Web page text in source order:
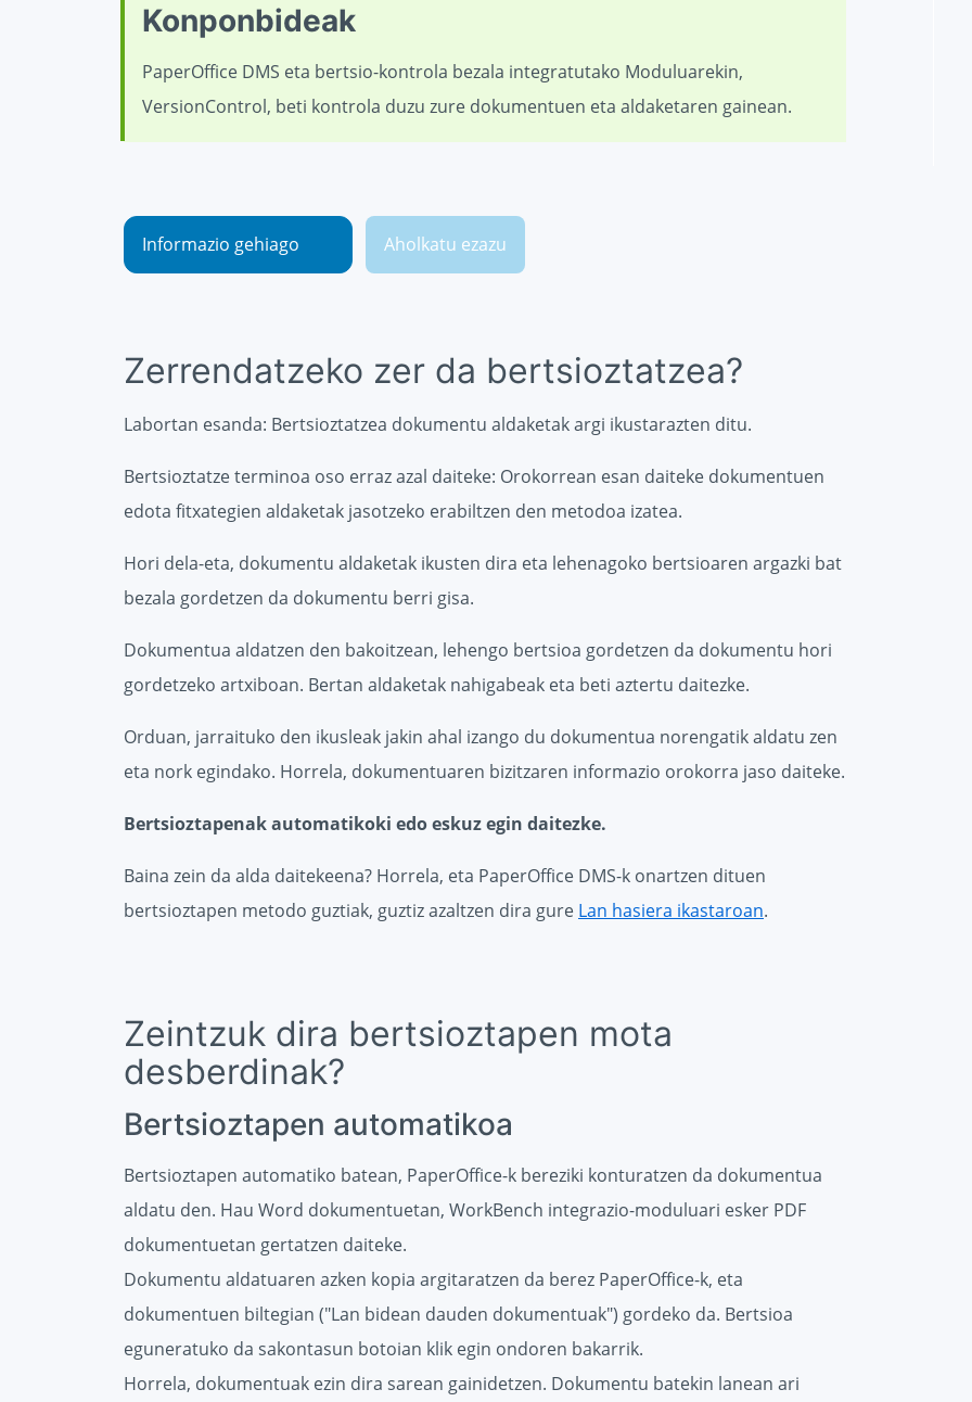
Konponbideak
PaperOffice DMS eta bertsio-kontrola bezala integratutako Moduluarekin,
VersionControl, beti kontrola duzu zure dokumentuen eta aldaketaren gainean.
Informazio gehiago Aholkatu ezazu
Zerrendatzeko zer da bertsioztatzea?
Labortan esanda: Bertsioztatzea dokumentu aldaketak argi ikustarazten ditu.
Bertsioztatze terminoa oso erraz azal daiteke: Orokorrean esan daiteke dokumentuen
edota fitxategien aldaketak jasotzeko erabiltzen den metodoa izatea.
Hori dela-eta, dokumentu aldaketak ikusten dira eta lehenagoko bertsioaren argazki bat
bezala gordetzen da dokumentu berri gisa.
Dokumentua aldatzen den bakoitzean, lehengo bertsioa gordetzen da dokumentu hori
gordetzeko artxiboan. Bertan aldaketak nahigabeak eta beti aztertu daitezke.
Orduan, jarraituko den ikusleak jakin ahal izango du dokumentua norengatik aldatu zen
eta nork egindako. Horrela, dokumentuaren bizitzaren informazio orokorra jaso daiteke.
Bertsioztapenak automatikoki edo eskuz egin daitezke.
Baina zein da alda daitekeena? Horrela, eta PaperOffice DMS-k onartzen dituen
bertsioztapen metodo guztiak, guztiz azaltzen dira gure Lan hasiera ikastaroan.
Zeintzuk dira bertsioztapen mota
desberdinak?
Bertsioztapen automatikoa
Bertsioztapen automatiko batean, PaperOffice-k bereziki konturatzen da dokumentua
aldatu den. Hau Word dokumentuetan, WorkBench integrazio-moduluari esker PDF
dokumentuetan gertatzen daiteke.
Dokumentu aldatuaren azken kopia argitaratzen da berez PaperOffice-k, eta
dokumentuen biltegian ("Lan bidean dauden dokumentuak") gordeko da. Bertsioa
eguneratuko da sakontasun botoian klik egin ondoren bakarrik.
Horrela, dokumentuak ezin dira sarean gainidetzen. Dokumentu batekin lanean ari